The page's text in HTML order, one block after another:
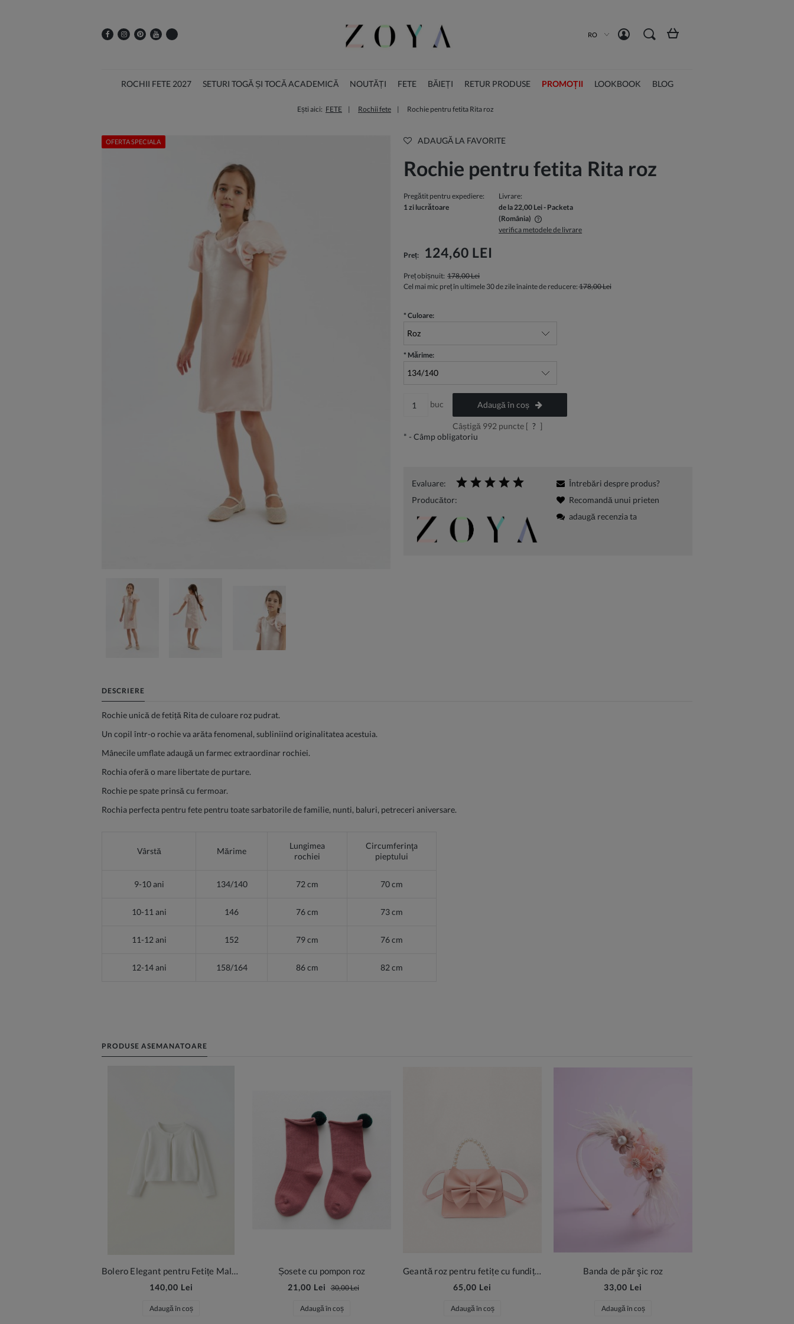
RO
ROCHII FETE 2027 SETURI TOGĂ ȘI TOCĂ ACADEMICĂ NOUTĂȚI FETE BĂIEȚI RETUR PRODUSE PROMOȚII LOOKBOOK BLOG
Ești aici: FETE Rochii fete Rochie pentru fetita Rita roz
OFERTA SPECIALA ADAUGĂ LA FAVORITE
Rochie pentru fetita Rita roz
Pregătit pentru expediere:
1 zi lucrătoare
Livrare:
de la 22,00 Lei- Packeta
(România)
verifica metodele de livrare
Preț: 124,60 LEI
Preț obișnuit: 178,00 Lei
Cel mai mic preț în ultimele 30 de zile înainte de reducere:178,00 Lei
* Culoare:
* Mărime:
buc Adaugă în coș
Câștigă 992 puncte [ ? ]
* - Câmp obligatoriu
Evaluare:
Producător:
Întrebări despre produs?
Recomandă unui prieten
adaugă recenzia ta
DESCRIERE
Rochie unică de fetiță Rita de culoare roz pudrat.
Un copil într-o rochie va arăta fenomenal, subliniind originalitatea acestuia.
Mânecile umflate adaugă un farmec extraordinar rochiei.
Rochia oferă o mare libertate de purtare.
Rochie pe spate prinsă cu fermoar.
Rochia perfecta pentru fete pentru toate sarbatorile de familie, nunti, baluri, petreceri aniversare.
Vârstă Mărime
Lungimea
rochiei
Circumferinţa
pieptului
9-10 ani 134/140 72 cm 70 cm
10-11 ani 146 76 cm 73 cm
11-12 ani 152 79 cm 76 cm
12-14 ani 158/164 86 cm 82 cm
PRODUSE ASEMANATOARE
140,00 Lei
Adaugă în coș
Șosete cu pompon roz
21,00 Lei 30,00 Lei
Adaugă în coș
Geantă roz pentru fetițe cu fundiță și perle
65,00 Lei
Adaugă în coș
Banda de păr şic roz
33,00 Lei
Adaugă în coș